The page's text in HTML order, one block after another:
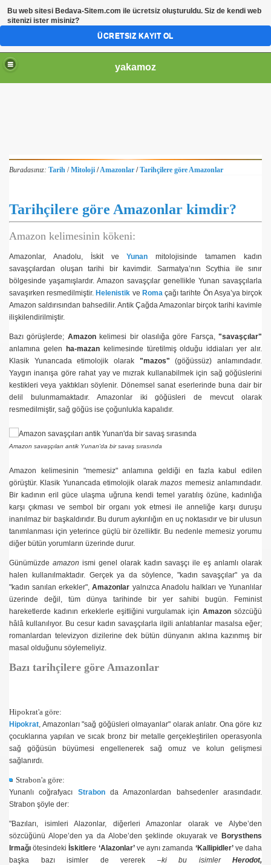
yakamoz
Buradasınız: Tarih /Mitoloji /Amazonlar /Tarihçilere göre Amazonlar
Tarihçilere göre Amazonlar kimdir?
Amazon kelimesinin kökeni:
Amazonlar, Anadolu, İskit veYunan mitolojisinde tamamen kadın
savaşçılardan oluşan tarihi bir kavimdir. Sarmatya’nın Scythia ile sınır
bölgesinde yaşamışlardır. Amazon savaşçılar genellikle Yunan savaşçılarla
savaşırken resmedilmiştir. Helenistik ve Romaçağı tarihte Ön Asya’ya birçok
Amazon saldırısından bahsedilir. Antik Çağda Amazonlar birçok tarihi kavimle
ilişkilendirilmiştir.
Bazı görüşlerde; Amazonkelimesi bir olasılığa göre Farsça, "savaşçılar"
anlamına gelen
ha-mazankelimesinde türetilmiş olduğu iddiaları yer alır.
Klasik Yunancada etimolojik olarak "mazos" (göğüssüz) anlamındadır.
Yaygın inanışa göre rahat yay ve mızrak kullanabilmek için sağ göğüslerini
kestikleri veya yaktıkları söylenir. Dönemsel sanat eserlerinde buna dair bir
delil bulunmamaktadır. Amazonlar iki göğüsleri de mevcut olarak
resmedilmiştir, sağ göğüs ise çoğunlukla kapalıdır.
Amazon savaşçıları antik Yunan'da bir savaş sırasında
Amazon kelimesinin "memesiz" anlamına geldiği en fazla kabul edilen
görüştür. Klasik Yunancada etimolojik olarakmazos memesiz anlamındadır.
Bir kadının eril güce ulaşma uğruna kendi temel yaratılış özüne, kadınlığa
karşı çıkması ve sembol bir organı yok etmesi ile anneliğe karşı duruşu
inanılmaz bir başkaldırıdır. Bu durum aykırılığın en uç noktasıdır ve bir ulusun
tanımlanması için yeterince güçlü bir özelliktir. Bu nedenle memesiz yorumu
diğer bütün yorumların üzerinde durur.
Günümüzde amazon ismi genel olarak kadın savaşçı ile eş anlamlı olarak
halen kullanılmaktadır. Gerçek ya da söylence, "kadın savaşçılar" ya da
"kadın sanılan erkekler",Amazonlar yalnızca Anadolu halkları ve Yunanlılar
üzerinde değil, tüm dünya tarihinde bir yer sahibi bugün. Feminist
hareketlerde kadının erkeklerle eşitliğini vurgulamak içinAmazon sözcüğü
hâlâ kullanılıyor. Bu cesur kadın savaşçılarla ilgili anlatılanlar masalsa eğer;
romanlardan televizyon dizilerine dek bütün dünyanın aklına kazınmış bir
masal olduğunu söylemeliyiz.
Bazı tarihçilere göre Amazonlar
Hipokrat'a göre:
Hipokrat, Amazonları "sağ göğüsleri olmayanlar" olarak anlatır. Ona göre kız
çocuklarına yapılan ve sıcak bronz bir metalle gerçekleştirilen operasyonla
sağ göğüsün büyümesi engellenerek sağ omuz ve kolun gelişmesi
sağlanırdı.
Strabon'a göre:
Yunanlı coğrafyacı Strabonda Amazonlardan bahsedenler arasındadır.
Strabon şöyle der:
"Bazıları, isimleri Alazonlar, diğerleri Amazonlar olarak ve Alybe’den
sözcüğünü Alope’den ya da Alobe’den şeklinde okuyarak ve
Borysthens
Irmağı ötesindeki İskitlere ‘Alazonlar’ve aynı zamanda ‘Kallipidler’ve daha
başka bazı isimler de vererek –ki bu isimler Herodot,
Amazonlar
hikâyesi
Haydar Aksakal
Bu web sitesi Bedava-Sitem.com ile ücretsiz oluşturuldu. Siz de kendi web
sitenizi ister misiniz?
ÜCRETSIZ KAYIT OL